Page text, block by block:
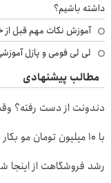
داشته باشیم؟
آموزش نکات مهم قبل از
لی لی فومی و پازل
مطالب پیشنهادی
دندونت از دست رفته؟
با 10 میلیون تومان مو بکار قسطی پرداختش کن😍
رشد فروشگاهت از اینجا